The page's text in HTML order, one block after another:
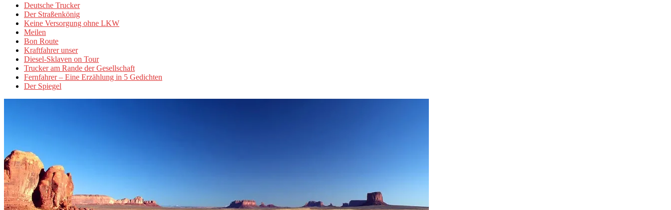
Deutsche Trucker
Der Straßenkönig
Keine Versorgung ohne LKW
Meilen
Bon Route
Kraftfahrer unser
Diesel-Sklaven on Tour
Trucker am Rande der Gesellschaft
Fernfahrer – Eine Erzählung in 5 Gedichten
Der Spiegel